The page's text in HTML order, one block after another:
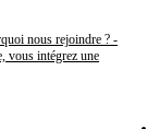
nous rejoindre ? -
vous intégrez une